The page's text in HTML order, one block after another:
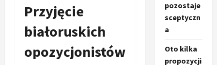
Przyjęcie
białoruskich
opozycjonistów
pozostaje
sceptyczn
a
Oto kilka
propozycji